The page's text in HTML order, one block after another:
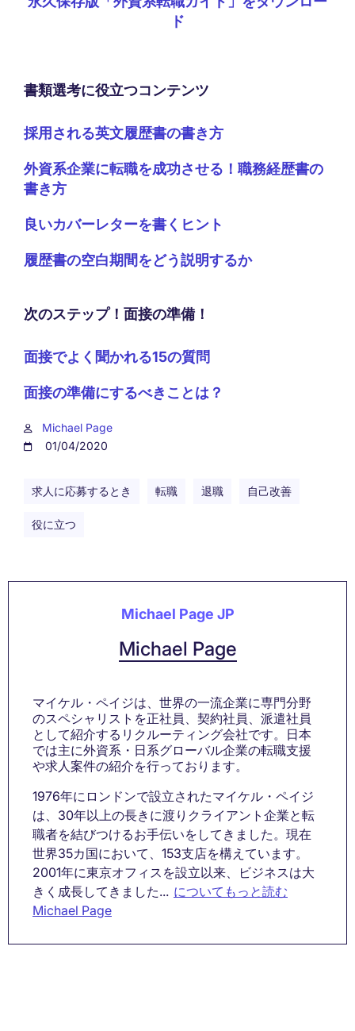
ド
書類選考に役立つコンテンツ
採用される英文履歴書の書き方
外資系企業に転職を成功させる！職務経歴書の
書き方
良いカバーレターを書くヒント
履歴書の空白期間をどう説明するか
次のステップ！面接の準備！
面接でよく聞かれる15の質問
面接の準備にするべきことは？
Michael Page
01/04/2020
求人に応募するとき 転職 退職 自己改善
役に立つ
Michael Page JP
Michael Page
マイケル・ペイジは、世界の一流企業に専門分野
のスペシャリストを正社員、契約社員、派遣社員
として紹介するリクルーティング会社です。日本
では主に外資系・日系グローバル企業の転職支援
や求人案件の紹介を行っております。
1976年にロンドンで設立されたマイケル・ペイジ
は、30年以上の長きに渡りクライアント企業と転
職者を結びつけるお手伝いをしてきました。現在
世界35カ国において、153支店を構えています。
2001年に東京オフィスを設立以来、ビジネスは大
きく成長してきました... についてもっと読む
Michael Page